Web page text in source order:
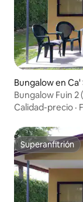
Bungalow en Ca'
Bungalow Fuin
Calidad-precio ·
Superanfitrión
Superanfitrión